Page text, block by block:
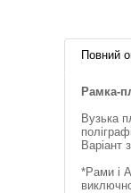
Повний
Рамка-
Вузька
Варіант
*Рами і